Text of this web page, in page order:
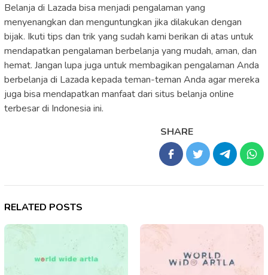
Belanja di Lazada bisa menjadi pengalaman yang
menyenangkan dan menguntungkan jika dilakukan dengan
bijak. Ikuti tips dan trik yang sudah kami berikan di atas untuk
mendapatkan pengalaman berbelanja yang mudah, aman, dan
hemat. Jangan lupa juga untuk membagikan pengalaman Anda
berbelanja di Lazada kepada teman-teman Anda agar mereka
juga bisa mendapatkan manfaat dari situs belanja online
terbesar di Indonesia ini.
SHARE
RELATED POSTS